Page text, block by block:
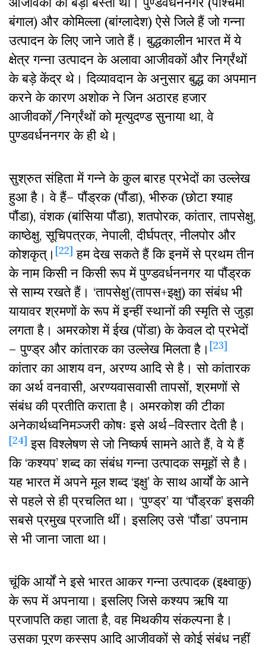
बंगाल) और कोमिल्ला (बांग्लादेश) ऐसे जिले हैं जो गन्ना
उत्पादन के लिए जाने जाते हैं। बुद्धकालीन भारत में ये
क्षेत्र गन्ना उत्पादन के अलावा आजीवकों और निर्ग्रंथों
के बड़े केंद्र थे। दिव्यावदान के अनुसार बुद्ध का अपमान
करने के कारण अशोक ने जिन अठारह हजार
आजीवकों/निर्ग्रंथों को मृत्युदण्ड सुनाया था, वे
पुण्डवर्धननगर के ही थे।
सुश्रुत संहिता में गन्ने के कुल बारह प्रभेदों का उल्लेख
हुआ है। वे हैं– पौंड्रक (पौंडा), भीरुक (छोटा श्याह
पौंडा), वंशक (बांसिया पौंडा), शतपोरक, कांतार, तापसेक्षु,
काष्ठेक्षु, सूचिपत्रक, नेपाली, दीर्घपत्र, नीलपोर और
कोशकृत्। [22] हम देख सकते हैं कि इनमें से प्रथम तीन
के नाम किसी न किसी रूप में पुण्डवर्धननगर या पौंड्रक
से साम्य रखते हैं। ‘तापसेक्षु’(तापस+इक्षु) का संबंध भी
यायावर श्रमणों के रूप में इन्हीं स्थानों की स्मृति से जुड़ा
लगता है। अमरकोश में ईख (पोंडा) के केवल दो प्रभेदों
– पुण्ड्र और कांतारक का उल्लेख मिलता है। [23]
कांतार का आशय वन, अरण्य आदि से है। सो कांतारक
का अर्थ वनवासी, अरण्यवासवासी तापसों,श्रमणों से
संबंध की प्रतीति कराता है। अमरकोश की टीका
अनेकार्थध्वनिमञ्जरी कोषः इसे अर्थ–विस्तार देती है।
[24] इस विश्लेषण से जो निष्कर्ष सामने आते हैं, वे ये हैं
कि ‘कश्यप’ शब्द का संबंध गन्ना उत्पादक समूहों से है।
यह भारत में अपने मूल शब्द ‘इक्षु’ के साथ आर्यों के आने
से पहले से ही प्रचलित था। ‘पुण्ड्र’ या ‘पौंड्रक’ इसकी
सबसे प्रमुख प्रजाति थीं। इसलिए उसे ‘पौंडा’ उपनाम
से भी जाना जाता था।
चूंकि आर्यों ने इसे भारत आकर गन्ना उत्पादक (इक्ष्वाकु)
के रूप में अपनाया। इसलिए जिसे कश्यप ऋषि या
प्रजापति कहा जाता है, वह मिथकीय संकल्पना है।
उसका पूरण कस्सप आदि आजीवकों से कोई संबंध नहीं